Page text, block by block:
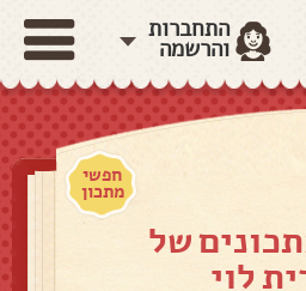
התחברות
והרשמה
חפשי
מתכון
של
לוי